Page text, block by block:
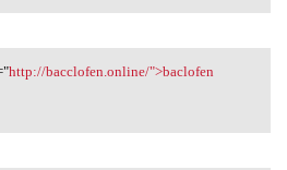
bacclofen
http://bacclofen.online/">baclofen